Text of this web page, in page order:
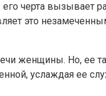
черта вызывает
это
женщины. Но, ее
услаждая ее